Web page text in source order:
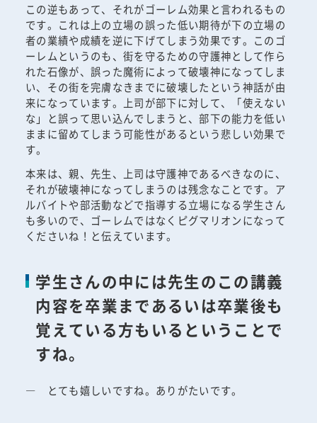
この逆もあって、それがゴーレム効果と言われるもの
です。これは上の立場の誤った低い期待が下の立場の
者の業績や成績を逆に下げてしまう効果です。このゴ
ーレムというのも、街を守るための守護神として作ら
れた石像が、誤った魔術によって破壊神になってしま
い、その街を完膚なきまでに破壊したという神話が由
来になっています。上司が部下に対して、「使えない
な」と誤って思い込んでしまうと、部下の能力を低い
ままに留めてしまう可能性があるという悲しい効果で
す。
本来は、親、先生、上司は守護神であるべきなのに、
それが破壊神になってしまうのは残念なことです。ア
ルバイトや部活動などで指導する立場になる学生さん
も多いので、ゴーレムではなくピグマリオンになって
くださいね！と伝えています。
学生さんの中には先生のこの講義
内容を卒業まであるいは卒業後も
覚えている方もいるということで
すね。
― とても嬉しいですね。ありがたいです。